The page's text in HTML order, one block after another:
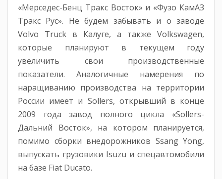
«Мерседес-Бенц Тракс Восток» и «Фузо КамАЗ
Тракс Рус». Не будем забывать и о заводе
Volvo Truck в Калуге, а также Volkswagen,
которые планируют в текущем году
увеличить свои производственные
показатели. Аналогичные намерения по
наращиванию производства на территории
России имеет и Sollers, открывший в конце
2009 года завод полного цикла «Sollers-
Дальний Восток», на котором планируется,
помимо сборки внедорожников Ssang Yong,
выпускать грузовики Isuzu и спецавтомобили
на базе Fiat Ducato.